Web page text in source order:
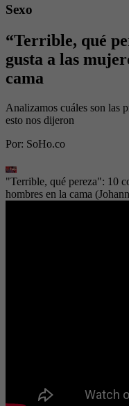
Sexo
“Terrible, qué
gusta a las
cama
Analizamos cuáles son las
esto nos dijeron
Por: SoHo.co
"Terrible, qué pereza": 10
hombres en la cama